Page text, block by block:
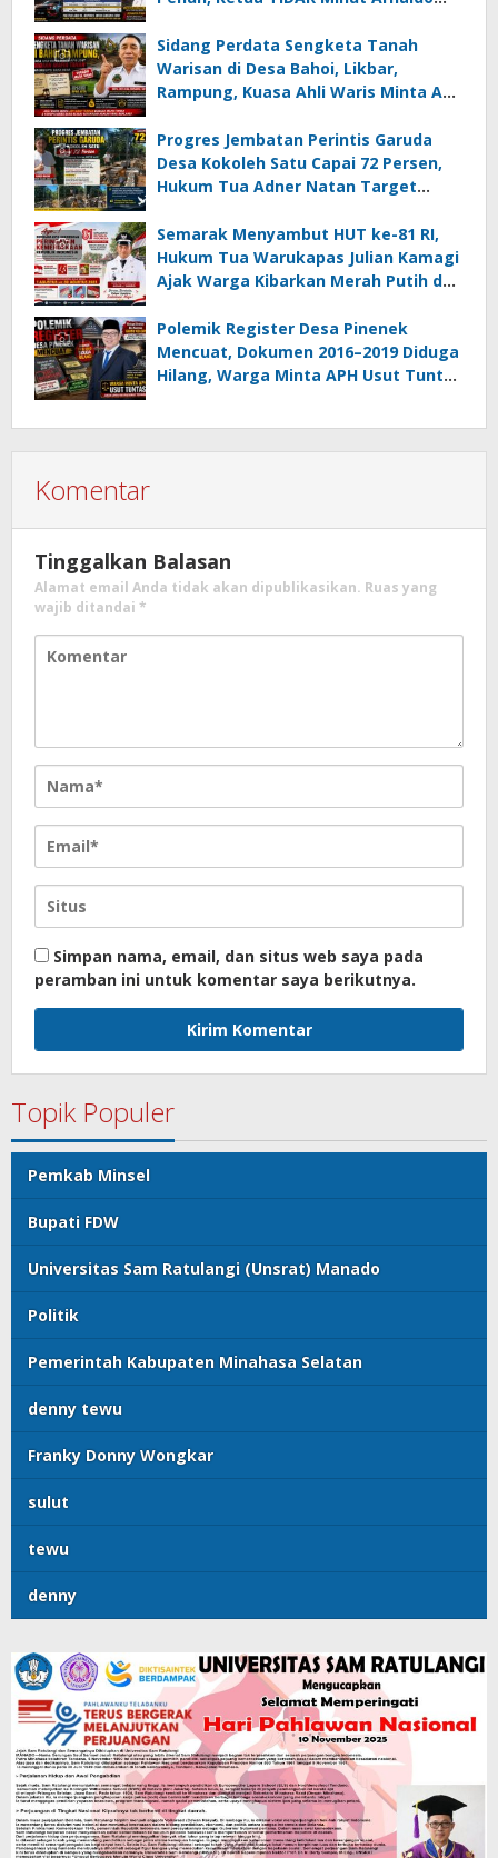
05 MC JOE Sapu Bersih Tiga Gelar
Juara Umum
Sidang Perdata Sengketa Tanah
Warisan di Desa Bahoi, Likbar,
Rampung, Kuasa Ahli Waris Minta APH
Korupsi Dandes
Progres Jembatan Perintis Garuda
Desa Kokoleh Satu Capai 72 Persen,
Hukum Tua Adner Natan Target
Semarak Menyambut HUT ke-81 RI,
Hukum Tua Warukapas Julian Kamagi
Ajak Warga Kibarkan Merah Putih dan
Polemik Register Desa Pinenek
Mencuat, Dokumen 2016–2019 Diduga
Hilang, Warga Minta APH Usut Tuntas
Komentar
Tinggalkan Balasan
Alamat email Anda tidak akan dipublikasikan. Ruas yang
wajib ditandai *
Simpan nama, email, dan situs web saya pada
peramban ini untuk komentar saya berikutnya.
Topik Populer
Pemkab Minsel
Bupati FDW
Universitas Sam Ratulangi (Unsrat) Manado
Politik
Pemerintah Kabupaten Minahasa Selatan
denny tewu
Franky Donny Wongkar
sulut
tewu
denny